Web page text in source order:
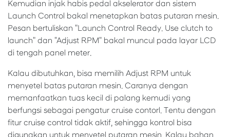
Kemudian injak habis pedal akselerator dan sistem
Launch Control bakal menetapkan batas putaran mesin.
Pesan bertuliskan "Launch Control Ready. Use clutch to
launch" dan "Adjust RPM" bakal muncul pada layar LCD
di tengah panel meter.
Kalau dibutuhkan, bisa memilih Adjust RPM untuk
menyetel batas putaran mesin. Caranya dengan
memanfaatkan tuas kecil di palang kemudi yang
berfungsi sebagai pengatur cruise contorl. Tentu dengan
fitur cruise control tidak aktif, sehingga kontrol bisa
digunakan untuk menyetel putaran mesin. Kalau bahan